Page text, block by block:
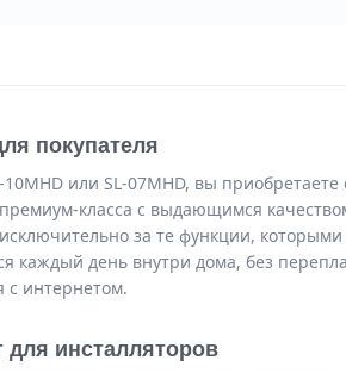
покупателя
или SL-07MHD, вы приобретаете
премиум-класса с выдающимся
за те функции, которыми
каждый день внутри дома, без
с интернетом.
для инсталляторов